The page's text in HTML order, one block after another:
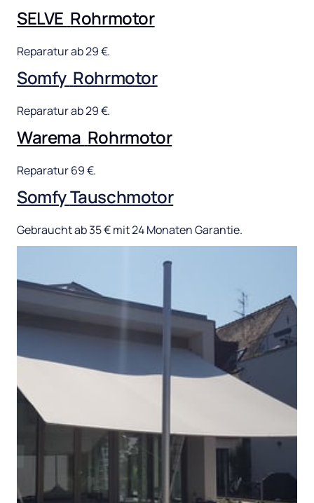
SELVE Rohrmotor
Reparatur ab 29 €.
Somfy Rohrmotor
Reparatur ab 29 €.
Warema Rohrmotor
Reparatur 69 €.
Somfy Tauschmotor
Gebraucht ab 35 € mit 24 Monaten Garantie.